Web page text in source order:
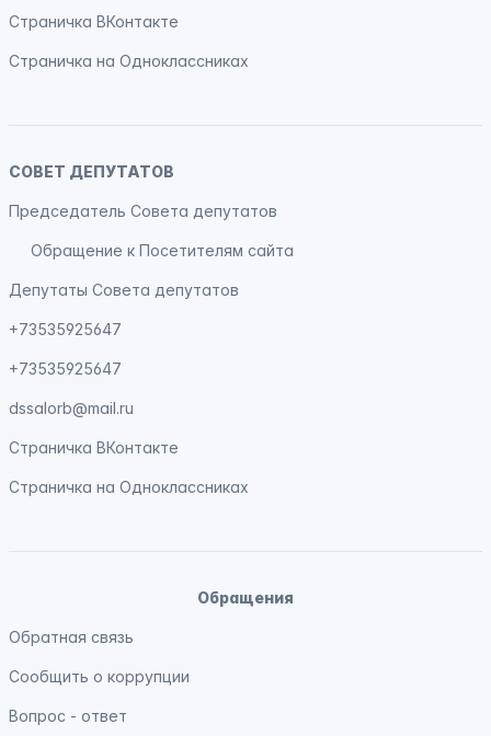
Страничка ВКонтакте
Страничка на Одноклассниках
СОВЕТ ДЕПУТАТОВ
Председатель Совета депутатов
Обращение к Посетителям сайта
Депутаты Совета депутатов
+73535925647
+73535925647
dssalorb@mail.ru
Страничка ВКонтакте
Страничка на Одноклассниках
Обращения
Обратная связь
Сообщить о коррупции
Вопрос - ответ